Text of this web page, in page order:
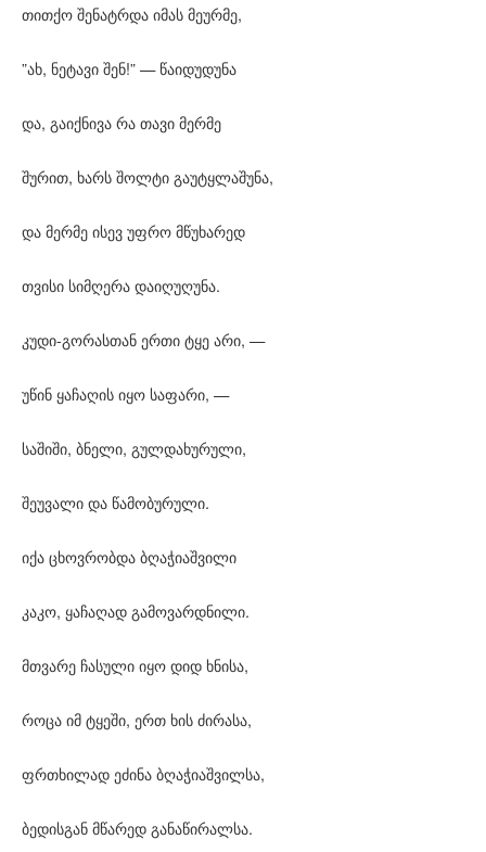
თითქო შენატრდა იმას მეურმე,
”ახ, ნეტავი შენ!” — წაიდუდუნა
და, გაიქნივა რა თავი მერმე
შურით, ხარს შოლტი გაუტყლაშუნა,
და მერმე ისევ უფრო მწუხარედ
თვისი სიმღერა დაიღუღუნა.
კუდი-გორასთან ერთი ტყე არი, —
უწინ ყაჩაღის იყო საფარი, —
საშიში, ბნელი, გულდახურული,
შეუვალი და წამობურული.
იქა ცხოვრობდა ბღაჭიაშვილი
კაკო, ყაჩაღად გამოვარდნილი.
მთვარე ჩასული იყო დიდ ხნისა,
როცა იმ ტყეში, ერთ ხის ძირასა,
ფრთხილად ეძინა ბღაჭიაშვილსა,
ბედისგან მწარედ განაწირალსა.